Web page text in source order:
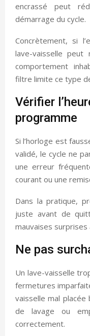
encrassé peut
démarrage du cycle.
Concrètement, si
lave-vaisselle
comportement
filtre limite ce type
Vérifier
programme
Si l’horloge est
validé, le cycle ne
une erreur
courant ou une
Dans la pratique,
juste avant de
mauvaises
Ne pas
Un lave-vaisselle
fermetures
vaisselle mal
de lavage ou
correctement.